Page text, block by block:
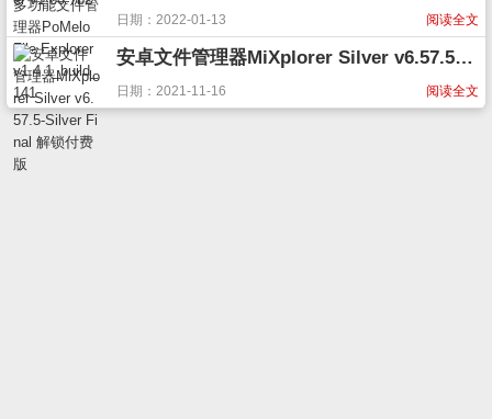
阅读全文
日期：2022-01-13
安卓文件管理器MiXplorer Silver v6.57.5-Silver Final 解锁付费版
阅读全文
日期：2021-11-16